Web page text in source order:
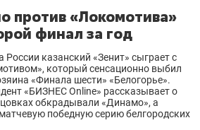
против «Локомотива»
финал за год
России казанский «Зенит» сыграет с
который сенсационно выбил
«Финала шести» «Белогорье».
«БИЗНЕС Online» рассказывает о
обкрадывали «Динамо», а
победную серию белгородских